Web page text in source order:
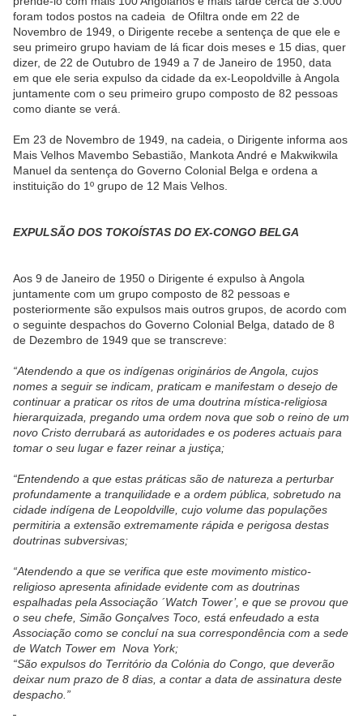
foram todos postos na cadeia de Ofiltra onde em 22 de
Novembro de 1949, o Dirigente recebe a sentença de que ele e
seu primeiro grupo haviam de lá ficar dois meses e 15 dias, quer
dizer, de 22 de Outubro de 1949 a 7 de Janeiro de 1950, data
em que ele seria expulso da cidade da ex-Leopoldville à Angola
juntamente com o seu primeiro grupo composto de 82 pessoas
como diante se verá.
Em 23 de Novembro de 1949, na cadeia, o Dirigente informa aos
Mais Velhos Mavembo Sebastião, Mankota André e Makwikwila
Manuel da sentença do Governo Colonial Belga e ordena a
instituição do 1º grupo de 12 Mais Velhos.
EXPULSÃO DOS TOKOÍSTAS DO EX-CONGO BELGA
Aos 9 de Janeiro de 1950 o Dirigente é expulso à Angola
juntamente com um grupo composto de 82 pessoas e
posteriormente são expulsos mais outros grupos, de acordo com
o seguinte despachos do Governo Colonial Belga, datado de 8
de Dezembro de 1949 que se transcreve:
“Atendendo a que os indígenas originários de Angola, cujos
nomes a seguir se indicam, praticam e manifestam o desejo de
continuar a praticar os ritos de uma doutrina mística-religiosa
hierarquizada, pregando uma ordem nova que sob o reino de um
novo Cristo derrubará as autoridades e os poderes actuais para
tomar o seu lugar e fazer reinar a justiça;
“Entendendo a que estas práticas são de natureza a perturbar
profundamente a tranquilidade e a ordem pública, sobretudo na
cidade indígena de Leopoldville, cujo volume das populações
permitiria a extensão extremamente rápida e perigosa destas
doutrinas subversivas;
“Atendendo a que se verifica que este movimento mistico-
religioso apresenta afinidade evidente com as doutrinas
espalhadas pela Associação ´Watch Tower’, e que se provou que
o seu chefe, Simão Gonçalves Toco, está enfeudado a esta
Associação como se concluí na sua correspondência com a sede
de Watch Tower em Nova York;
“São expulsos do Território da Colónia do Congo, que deverão
deixar num prazo de 8 dias, a contar a data de assinatura deste
despacho.”